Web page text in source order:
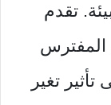
تقدم
المفترس
تغير